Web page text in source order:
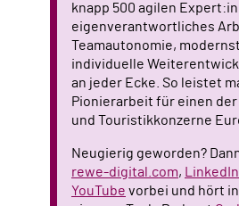
knapp 500 agilen
eigenverantwortliches
Teamautonomie,
individuelle
an jeder Ecke. So leistet
Pionierarbeit für einen
und Touristikkonzerne
Neugierig geworden?
rewe-digital.com, LinkedIn
YouTube vorbei und hört